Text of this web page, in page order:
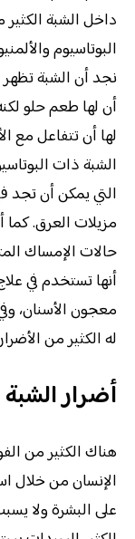
داخل الشبة الكثير
البوتاسيوم
نجد أن الشبة
أن لها طعم حلو
لها أن تتفاعل مع
الشبة ذات
التي يمكن أن تجد
مزيلات العرق. كما
حالات الإمساك
أنها تستخدم في
معجون الأسنان،
له الكثير من
أضرار
هناك الكثير من
الإنسان من خلال
على البشرة ولا